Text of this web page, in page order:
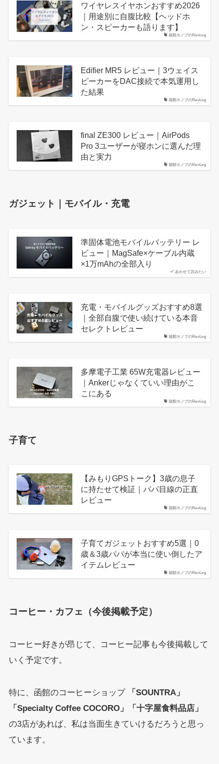
箱館ホノブのRevLog
ワイヤレスイヤホンおすすめ2026
｜用途別に自腹比較【ヘッドホ
ン・スピーカーも語ります】
箱館ホノブのRevLog
Edifier MR5 レビュー｜3ウェイス
ピーカーをDAC接続で本気運用し
た結果
箱館ホノブのRevLog
final ZE300 レビュー｜AirPods
Pro 3ユーザーが寝ホンに選んだ理
由と実力
ガジェット｜モバイル・充電
あわせて読みたい
準固体電池モバイルバッテリー レ
ビュー｜MagSafe×ケーブル内蔵
×1万mAhの全部入り
箱館ホノブのRevLog
充電・モバイルグッズおすすめ8選
｜全部自腹で使い続けている本音
セレクトレビュー
箱館ホノブのRevLog
多摩電子工業 65W充電器レビュー
｜Ankerじゃなくていい理由がこ
こにある
子育て
箱館ホノブのRevLog
【みもりGPSトーク】3歳の息子
に持たせて検証｜パパ目線の正直
レビュー
箱館ホノブのRevLog
子育てガジェットおすすめ5選｜0
歳＆3歳パパが本当に使い倒したア
イテムレビュー
コーヒー・カフェ（今後掲載予定）
コーヒー好きが昂じて、コーヒー記事も今後掲載して
いく予定です。
特に、函館のコーヒーショップ
「SOUNTRA」
「Specialty Coffee COCORO」「十字屋食料品店」
の3店があれば、私は当面生きていけるだろうと思っ
ています。